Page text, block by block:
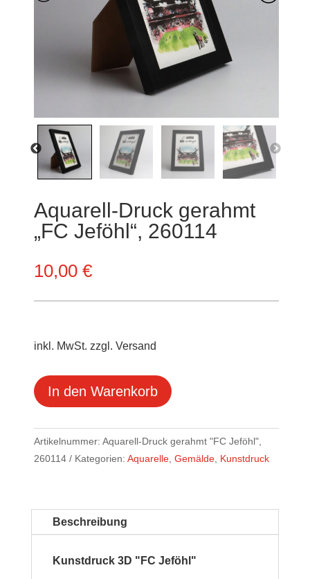
Aquarell-Druck gerahmt
„FC Jeföhl“, 260114
10,00€
inkl. MwSt. zzgl. Versand
In den Warenkorb
Artikelnummer:Aquarell-Druck gerahmt "FC Jeföhl",
260114
Kategorien:Aquarelle ,Gemälde Kunstdruck
Beschreibung
Kunstdruck 3D "FC Jeföhl"